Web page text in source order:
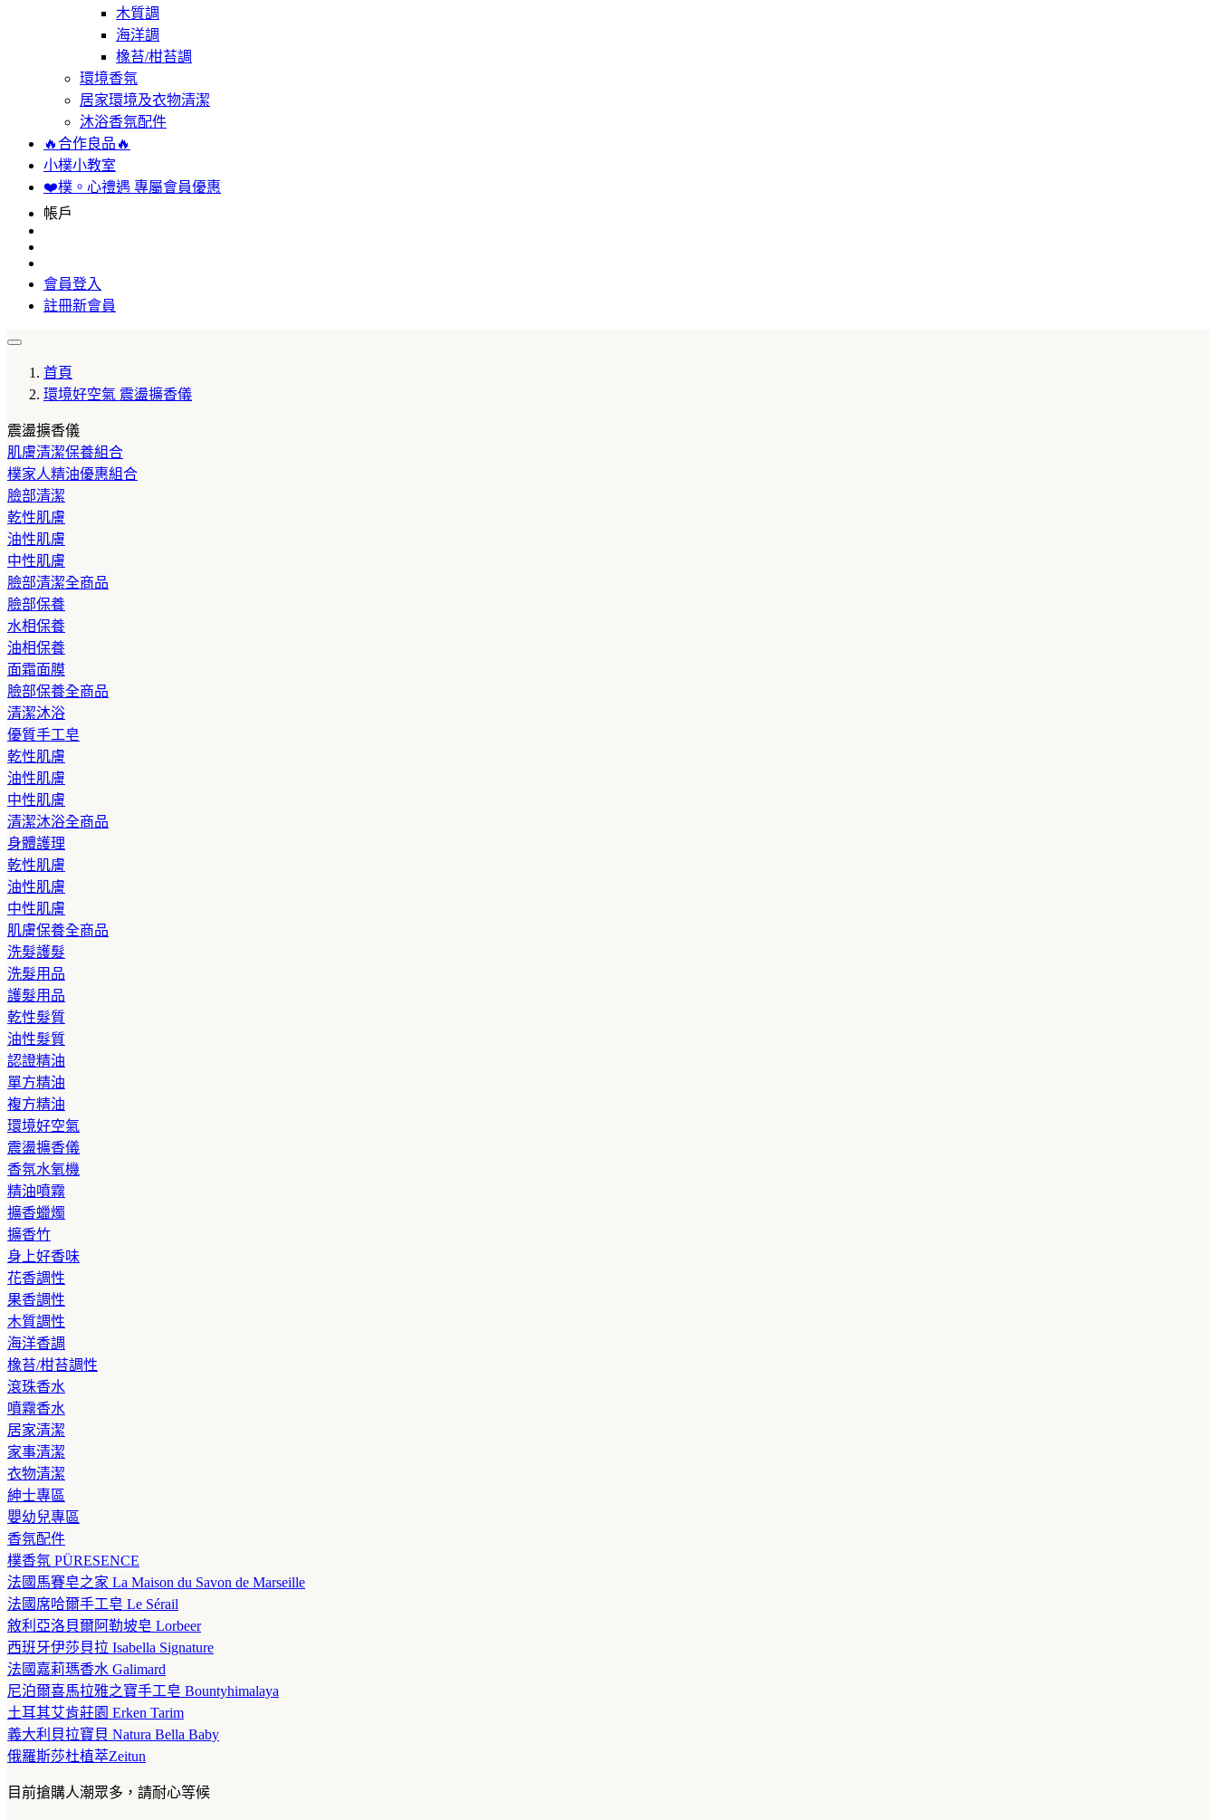
木質調
海洋調
橡苔/柑苔調
環境香氛
居家環境及衣物清潔
沐浴香氛配件
🔥合作良品🔥
小樸小教室
❤️樸。心禮遇 專屬會員優惠
帳戶
會員登入
註冊新會員
首頁
環境好空氣 震盪擴香儀
震盪擴香儀
肌膚清潔保養組合
樸家人精油優惠組合
臉部清潔
乾性肌膚
油性肌膚
中性肌膚
臉部清潔全商品
臉部保養
水相保養
油相保養
面霜面膜
臉部保養全商品
清潔沐浴
優質手工皂
乾性肌膚
油性肌膚
中性肌膚
清潔沐浴全商品
身體護理
乾性肌膚
油性肌膚
中性肌膚
肌膚保養全商品
洗髮護髮
洗髮用品
護髮用品
乾性髮質
油性髮質
認證精油
單方精油
複方精油
環境好空氣
震盪擴香儀
香氛水氧機
精油噴霧
擴香蠟燭
擴香竹
身上好香味
花香調性
果香調性
木質調性
海洋香調
橡苔/柑苔調性
滾珠香水
噴霧香水
居家清潔
家事清潔
衣物清潔
紳士專區
嬰幼兒專區
香氛配件
樸香氛 PÜRESENCE
法國馬賽皂之家 La Maison du Savon de Marseille
法國席哈爾手工皂 Le Sérail
敘利亞洛貝爾阿勒坡皂 Lorbeer
西班牙伊莎貝拉 Isabella Signature
法國嘉莉瑪香水 Galimard
尼泊爾喜馬拉雅之寶手工皂 Bountyhimalaya
土耳其艾肯莊園 Erken Tarim
義大利貝拉寶貝 Natura Bella Baby
俄羅斯莎杜植萃Zeitun
目前搶購人潮眾多，請耐心等候